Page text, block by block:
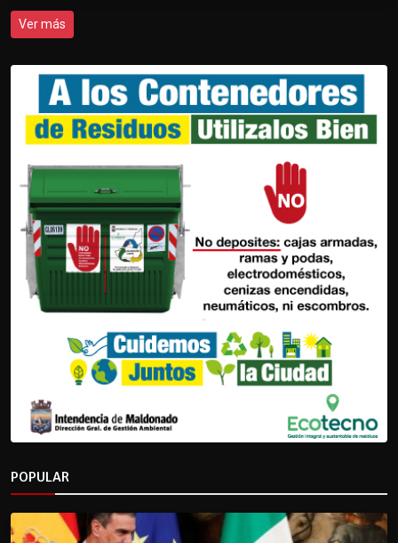
Ver más
POPULAR